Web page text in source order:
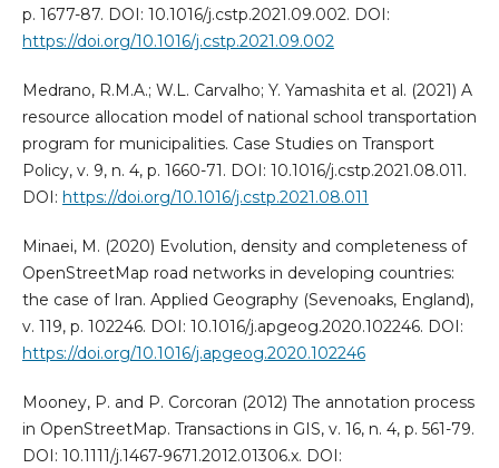
p. 1677-87. DOI: 10.1016/j.cstp.2021.09.002. DOI:
https://doi.org/10.1016/j.cstp.2021.09.002
Medrano, R.M.A.; W.L. Carvalho; Y. Yamashita et al. (2021) A
resource allocation model of national school transportation
program for municipalities. Case Studies on Transport
Policy, v. 9, n. 4, p. 1660-71. DOI: 10.1016/j.cstp.2021.08.011.
DOI: https://doi.org/10.1016/j.cstp.2021.08.011
Minaei, M. (2020) Evolution, density and completeness of
OpenStreetMap road networks in developing countries:
the case of Iran. Applied Geography (Sevenoaks, England),
v. 119, p. 102246. DOI: 10.1016/j.apgeog.2020.102246. DOI:
https://doi.org/10.1016/j.apgeog.2020.102246
Mooney, P. and P. Corcoran (2012) The annotation process
in OpenStreetMap. Transactions in GIS, v. 16, n. 4, p. 561-79.
DOI: 10.1111/j.1467-9671.2012.01306.x. DOI: